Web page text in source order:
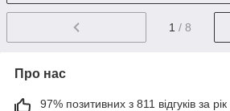
1 / 8
Про нас
97% позитивних з 811 відгуків за рік